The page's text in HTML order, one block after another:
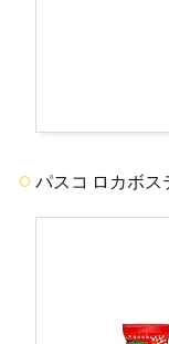
パスコ ロカボス